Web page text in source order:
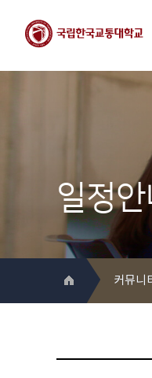
한국교통대
대학일
일정
커뮤니
취업성